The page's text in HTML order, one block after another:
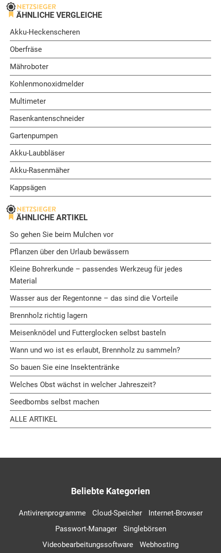
ÄHNLICHE VERGLEICHE
Akku-Heckenscheren
Oberfräse
Mähroboter
Kohlenmonoxidmelder
Multimeter
Rasenkantenschneider
Gartenpumpen
Akku-Laubbläser
Akku-Rasenmäher
Kappsägen
ÄHNLICHE ARTIKEL
So gehen Sie beim Mulchen vor
Pflanzen über den Urlaub bewässern
Kleine Bohrerkunde – passendes Werkzeug für jedes
Material
Wasser aus der Regentonne – das sind die Vorteile
Brennholz richtig lagern
Meisenknödel und Futterglocken selbst basteln
Wann und wo ist es erlaubt, Brennholz zu sammeln?
So bauen Sie eine Insektentränke
Welches Obst wächst in welcher Jahreszeit?
Seedbombs selbst machen
ALLE ARTIKEL
Beliebte Kategorien
Antivirenprogramme Cloud-Speicher
Internet-Browser
Passwort-Manager
Singlebörsen
Videobearbeitungssoftware
Webhosting